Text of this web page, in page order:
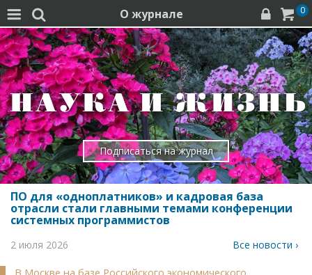
  О журнале   0
Подписаться на журнал
ПО для «одноплатников» и кадровая база
отрасли стали главными темами конференции
системных программистов
2 июля 2026 Все новости ›
В Москве на базе Российского экономического